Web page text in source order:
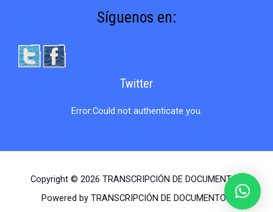
Síguenos en:
Twitter
Error:Could not authenticate you.
Copyright © 2026 TRANSCRIPCIÓN DE DOCUMENTOS
Powered by TRANSCRIPCIÓN DE DOCUMENTOS